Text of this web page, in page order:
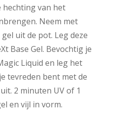
van het
Neem met
uit de pot. Leg deze
Base Gel. Bevochtig je
Liquid en leg het
tevreden bent met de
2 minuten UV of 1
en vijl in vorm.